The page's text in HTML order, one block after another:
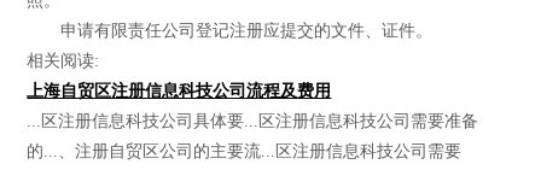
申请有限责任公司登记注册应提交的文件、证件。
相关阅读:
上海自贸区注册信息科技公司流程及费用
...区注册信息科技公司具体要...区注册信息科技公司需要准备
的...、注册自贸区公司的主要流...区注册信息科技公司需要